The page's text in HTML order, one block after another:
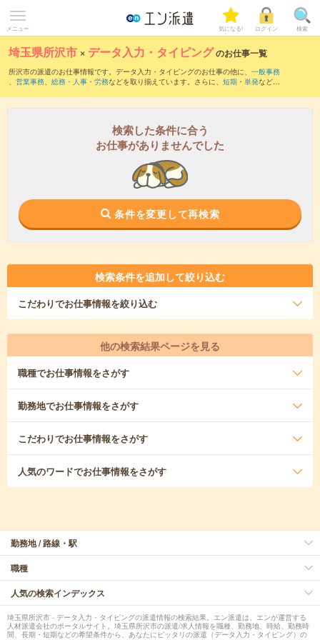
メニュー 気になる! ログイン 検索
埼玉県所沢市 × データ入力・タイピングのお仕事一覧
所沢市の派遣のお仕事情報です。データ入力・タイピングのお仕事の他に、 一般事務
、 営業事務、 総務・人事・労務などを取り揃えています。さらに、 短期 ・ 単発などの
検索した条件に合う
お仕事がありませんでした
条件を変更して再検索
検索条件を追加して絞り込む
こだわりでお仕事情報を絞り込む
他の検索結果ページを見る
職種でお仕事情報をさがす
勤務地でお仕事情報をさがす
こだわりでお仕事情報をさがす
人気のワードでお仕事情報をさがす
勤務地 / 路線・駅
職種
人気の検索インデックス
埼玉県所沢市 - データ入力・タイピングの派遣情報の検索結果。エン派遣は、エンが運営する
人材派遣会社のポータルサイト。埼玉県所沢市の派遣/求人情報を職種、勤務地、時給、勤務時
間、長期・短期などの希望条件から、あなたにピッタリの派遣（データ入力・タイピング）の